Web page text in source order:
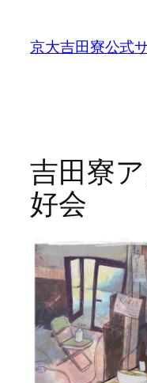
京大吉田寮公式
吉田寮
好会